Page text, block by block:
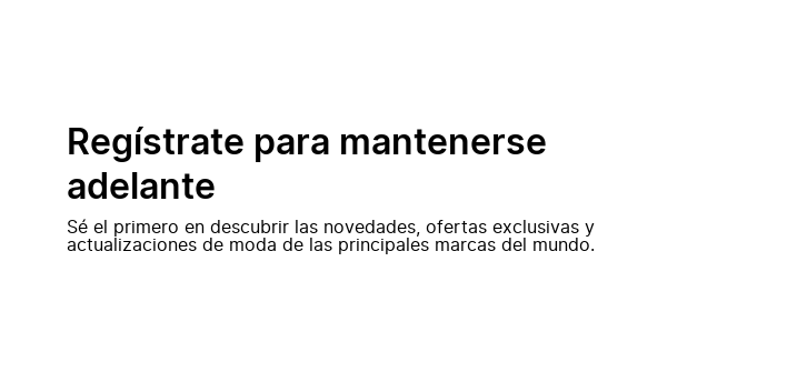
Regístrate para mantenerse
adelante
Sé el primero en descubrir las novedades, ofertas exclusivas y
actualizaciones de moda de las principales marcas del mundo.